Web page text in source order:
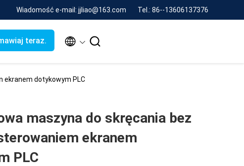
Wiadomość e-mail: jjliao@163.com Tel.: 86--13606137376
teraz.  
ekranem dotykowym PLC
maszyna do skręcania bez
ekranem
PLC